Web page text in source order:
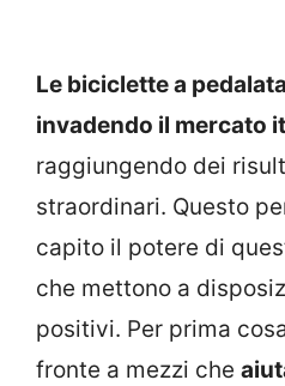
Le biciclette a
invadendo il mercato
raggiungendo dei
straordinari. Questo
capito il potere di
che mettono a
positivi. Per prima
fronte a mezzi che